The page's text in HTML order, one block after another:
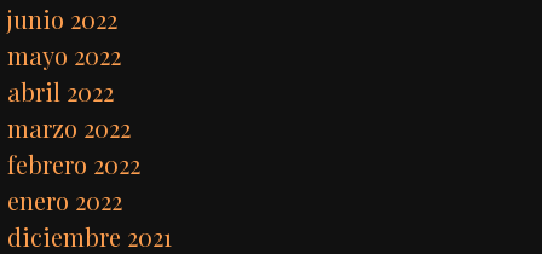
junio 2022
mayo 2022
abril 2022
marzo 2022
febrero 2022
enero 2022
diciembre 2021